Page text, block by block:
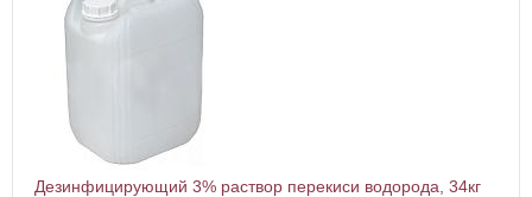
Дезинфицирующий 3% раствор перекиси водорода, 34кг